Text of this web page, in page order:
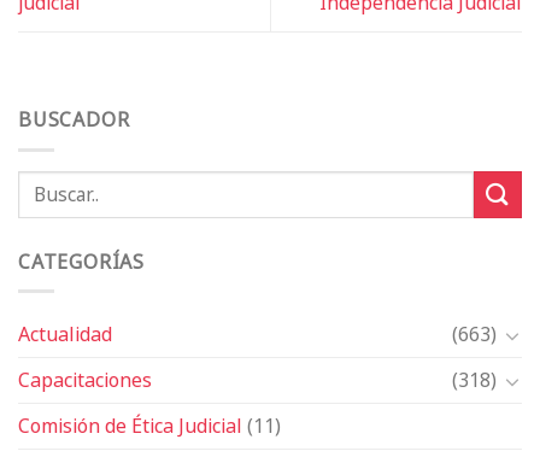
BUSCADOR
CATEGORÍAS
Actualidad
(663)
Capacitaciones
(318)
Comisión de Ética Judicial(11)